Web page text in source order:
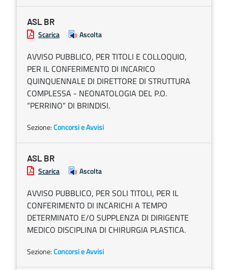
ASL BR
Scarica Ascolta
AVVISO PUBBLICO, PER TITOLI E COLLOQUIO,
PER IL CONFERIMENTO DI INCARICO
QUINQUENNALE DI DIRETTORE DI STRUTTURA
COMPLESSA - NEONATOLOGIA DEL P.O.
“PERRINO” DI BRINDISI.
Sezione:Concorsi e Avvisi
ASL BR
Scarica Ascolta
AVVISO PUBBLICO, PER SOLI TITOLI, PER IL
CONFERIMENTO DI INCARICHI A TEMPO
DETERMINATO E/O SUPPLENZA DI DIRIGENTE
MEDICO DISCIPLINA DI CHIRURGIA PLASTICA.
Sezione:Concorsi e Avvisi